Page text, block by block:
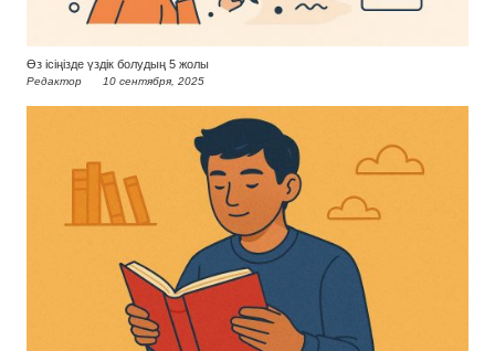
Өз ісіңізде үздік болудың 5 жолы
Редактор 10 сентября, 2025